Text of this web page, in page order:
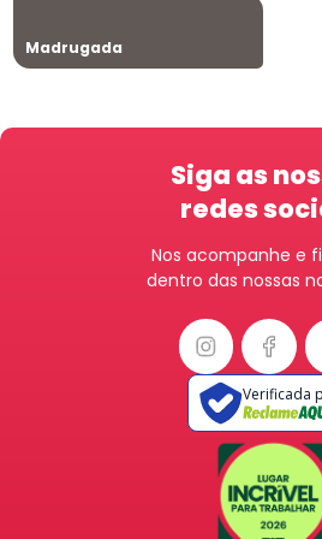
Madrugada
Siga as
redes
Nos acompanhe e
dentro das nossas
Verificada